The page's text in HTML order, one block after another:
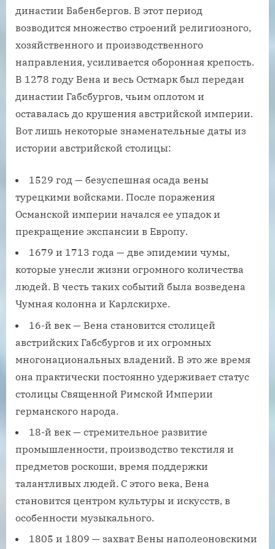
династии Бабенбергов. В этот период
возводится множество строений религиозного,
хозяйственного и производственного
направления, усиливается оборонная крепость.
В 1278 году Вена и весь Остмарк был передан
династии Габсбургов, чьим оплотом и
оставалась до крушения австрийской империи.
Вот лишь некоторые знаменательные даты из
истории австрийской столицы:
1529 год — безуспешная осада вены
турецкими войсками. После поражения
Османской империи начался ее упадок и
прекращение экспансии в Европу.
1679 и 1713 года — две эпидемии чумы,
которые унесли жизни огромного количества
людей. В честь таких событий была возведена
Чумная колонна и Карлскирхе.
16-й век — Вена становится столицей
австрийских Габсбургов и их огромных
многонациональных владений. В это же время
она практически постоянно удерживает статус
столицы Священной Римской Империи
германского народа.
18-й век — стремительное развитие
промышленности, производство текстиля и
предметов роскоши, время поддержки
талантливых людей. С этого века, Вена
становится центром культуры и искусств, в
особенности музыкального.
1805 и 1809 — захват Вены наполеоновскими